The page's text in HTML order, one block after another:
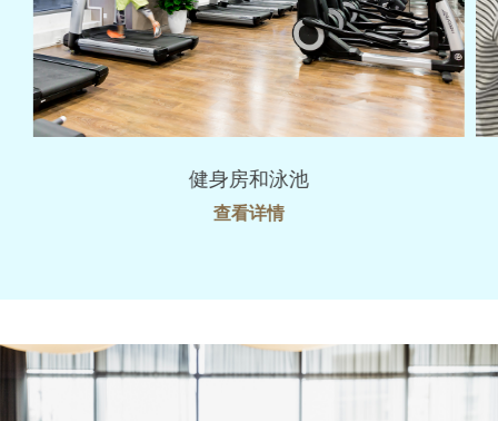
健身房和泳池
查看详情